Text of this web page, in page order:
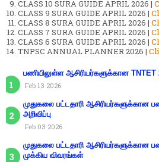
CLASS 10 SURA GUIDE APRIL 2026 |
CLASS 9 SURA GUIDE APRIL 2026 |
CLASS 8 SURA GUIDE APRIL 2026 |
CLASS 7 SURA GUIDE APRIL 2026 |
CLASS 6 SURA GUIDE APRIL 2026 |
TNPSC ANNUAL PLANNER 2026 |
பணியிலுள்ள ஆசிரியர்களுக்கான TNTET
Feb 13 2026
முதுகலை பட்டதாரி ஆசிரியர்களுக்கான
அறிவிப்பு
Feb 03 2026
முதுகலை பட்டதாரி ஆசிரியர்களுக்கான
முக்கிய விவரங்கள்